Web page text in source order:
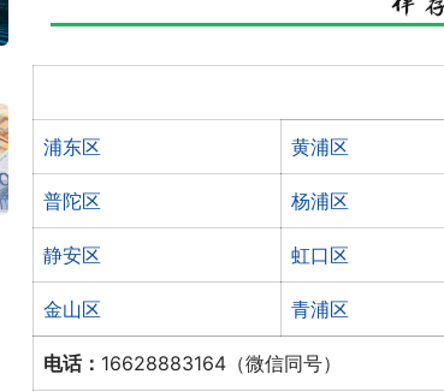
浦东区 黄浦区
普陀区 杨浦区
静安区 虹口区
金山区 青浦区
电话： 16628883164（微信同号）